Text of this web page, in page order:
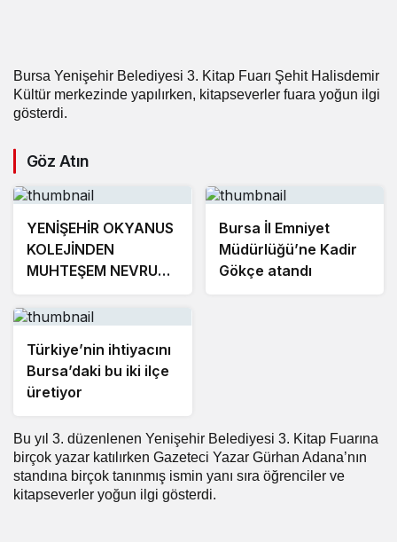
Bursa Yenişehir Belediyesi 3. Kitap Fuarı Şehit Halisdemir
Kültür merkezinde yapılırken, kitapseverler fuara yoğun ilgi
gösterdi.
Göz Atın
YENİŞEHİR OKYANUS
KOLEJİNDEN
MUHTEŞEM NEVRUZ
Bursa İl Emniyet
Müdürlüğü’ne Kadir
Gökçe atandı
Türkiye’nin ihtiyacını
Bursa’daki bu iki ilçe
üretiyor
Bu yıl 3. düzenlenen Yenişehir Belediyesi 3. Kitap Fuarına
birçok yazar katılırken Gazeteci Yazar Gürhan Adana’nın
standına birçok tanınmış ismin yanı sıra öğrenciler ve
kitapseverler yoğun ilgi gösterdi.